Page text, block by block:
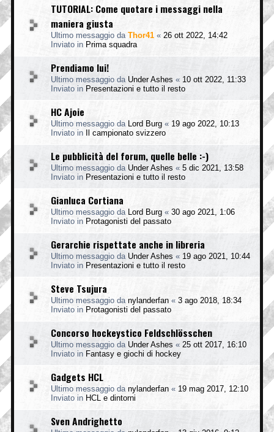
TUTORIAL: Come quotare i messaggi nella
maniera giusta
Ultimo messaggio da Thor41 « 26 ott 2022, 14:42
Inviato in Prima squadra
Prendiamo lui!
Ultimo messaggio da Under Ashes « 10 ott 2022, 11:33
Inviato in Presentazioni e tutto il resto
HC Ajoie
Ultimo messaggio da Lord Burg « 19 ago 2022, 10:13
Inviato in
Il campionato svizzero
Le pubblicità del forum, quelle belle :-)
Ultimo messaggio da Under Ashes « 5 dic 2021, 13:58
Inviato in Presentazioni e tutto il resto
Gianluca Cortiana
Ultimo messaggio da Lord Burg « 30 ago 2021, 1:06
Inviato in Protagonisti del passato
Gerarchie rispettate anche in libreria
Ultimo messaggio da Under Ashes « 19 ago 2021, 10:44
Inviato in Presentazioni e tutto il resto
Steve Tsujura
Ultimo messaggio da nylanderfan « 3 ago 2018, 18:34
Inviato in Protagonisti del passato
Concorso hockeystico Feldschlösschen
Ultimo messaggio da Under Ashes « 25 ott 2017, 16:10
Inviato in Fantasy e giochi di hockey
Gadgets HCL
Ultimo messaggio da nylanderfan « 19 mag 2017, 12:10
Inviato in HCL e dintorni
Sven Andrighetto